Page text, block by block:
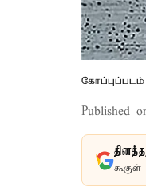
கோப்புப்படம்
Published